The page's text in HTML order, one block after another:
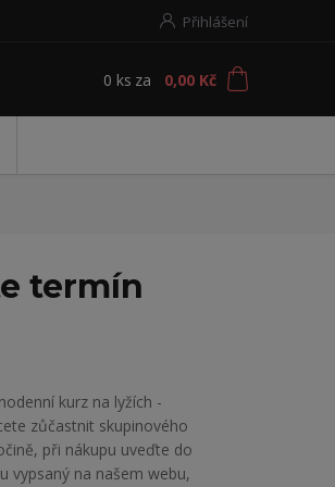
Přihlášení
0 ks za 0,00 Kč
termín
kurz na lyžích -
zůčastnit skupinového
při nákupu uveďte do
vypsaný na našem webu,